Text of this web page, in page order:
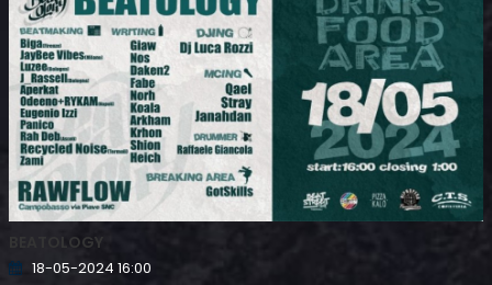
BEATOLOGY
18-05-2024 16:00